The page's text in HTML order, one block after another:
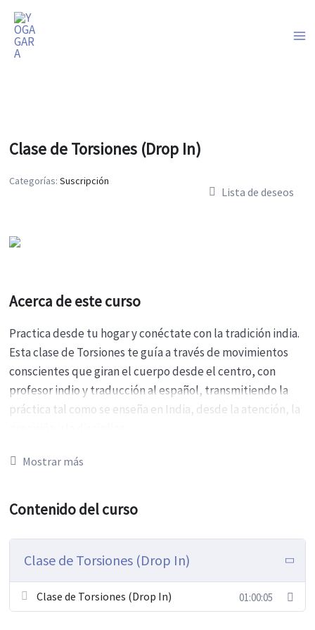
contenido
Clase de Torsiones (Drop In)
Categorías: Suscripción
Lista de deseos
Acerca de este curso
Practica desde tu hogar y conéctate con la tradición india.
Esta clase de Torsiones te guía a través de movimientos
conscientes que giran el cuerpo desde el centro, con
profesor indio y traducción al español, transmitiendo la
práctica tal como se enseña en India, desde la atención, la
Propósito
forma segura y consciente.
Liberar tensiones acumuladas y crear espacio interno.
Desarrollar estabilidad y control desde el centro del
cuerpo.
Mostrar más
Contenido del curso
Clase de Torsiones (Drop In)
Clase de Torsiones (Drop In) 01:00:05